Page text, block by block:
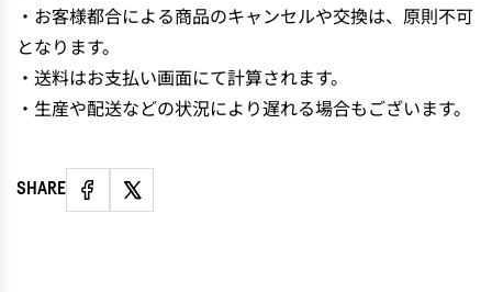
・お客様都合による商品のキャンセルや交換は、原則不可
となります。
・送料はお支払い画面にて計算されます。
・生産や配送などの状況により遅れる場合もございます。
SHARE